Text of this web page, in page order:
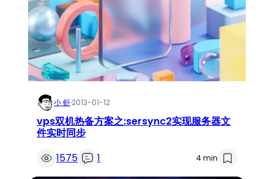
小 虾·2013-01-12
vps双机热备方案之:sersync2实现服务器文
件实时同步
1575
1 4 min